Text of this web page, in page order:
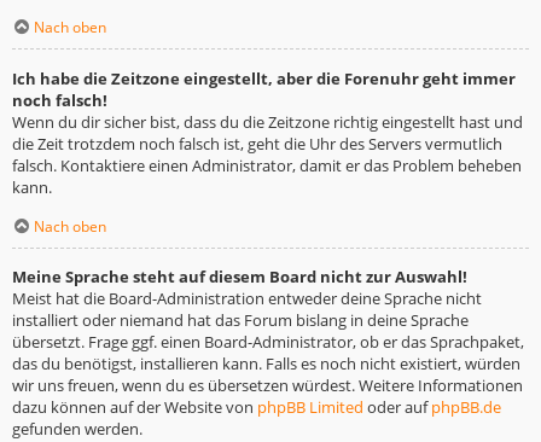
Nach oben
Ich habe die Zeitzone eingestellt, aber die Forenuhr geht immer
noch falsch!
Wenn du dir sicher bist, dass du die Zeitzone richtig eingestellt hast und
die Zeit trotzdem noch falsch ist, geht die Uhr des Servers vermutlich
falsch. Kontaktiere einen Administrator, damit er das Problem beheben
kann.
Nach oben
Meine Sprache steht auf diesem Board nicht zur Auswahl!
Meist hat die Board-Administration entweder deine Sprache nicht
installiert oder niemand hat das Forum bislang in deine Sprache
übersetzt. Frage ggf. einen Board-Administrator, ob er das Sprachpaket,
das du benötigst, installieren kann. Falls es noch nicht existiert, würden
wir uns freuen, wenn du es übersetzen würdest. Weitere Informationen
dazu können auf der Website von phpBB Limited oder aufphpBB.de
gefunden werden.